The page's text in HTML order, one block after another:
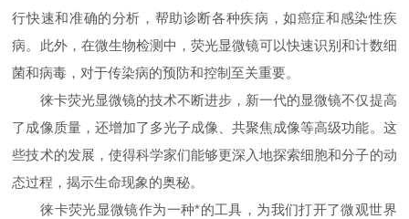
行快速和准确的分析，帮助诊断各种疾病，如癌症和感染性疾
病。此外，在微生物检测中，荧光显微镜可以快速识别和计数细
菌和病毒，对于传染病的预防和控制至关重要。
徕卡荧光显微镜的技术不断进步，新一代的显微镜不仅提高
了成像质量，还增加了多光子成像、共聚焦成像等高级功能。这
些技术的发展，使得科学家们能够更深入地探索细胞和分子的动
态过程，揭示生命现象的奥秘。
徕卡荧光显微镜作为一种*的工具，为我们打开了微观世界